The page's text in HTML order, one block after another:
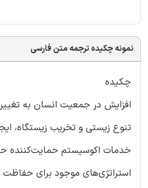
نمونه چکیده ترجمه متن فارسی
چکیده
افزایش در جمعیت انسان به
تنوع زیستی و تخریب زیستگاه،
خدمات اکوسیستم
استراتژی‌های موجود برای حفاظت